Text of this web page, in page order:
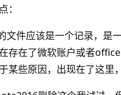
：
文件应该是一个记录，是
存在了微软账户或者
某些原因，出现在了这里